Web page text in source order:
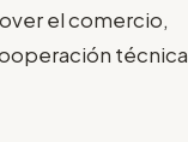
el comercio,
técnica